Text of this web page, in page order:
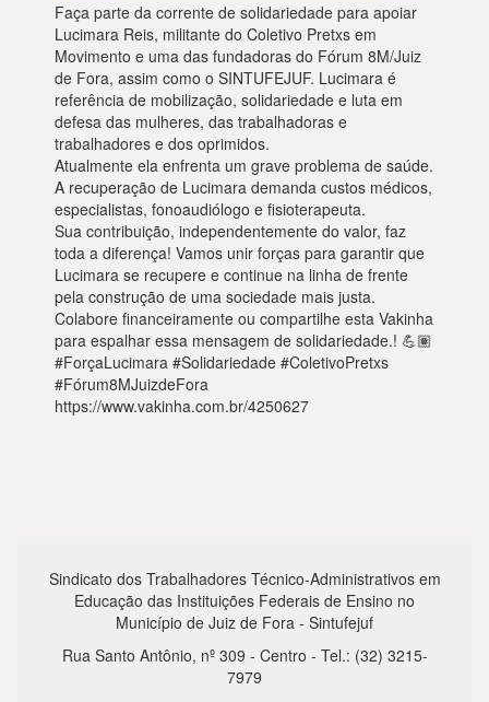
Faça parte da corrente de solidariedade para apoiar
Lucimara Reis, militante do Coletivo Pretxs em
Movimento e uma das fundadoras do Fórum 8M/Juiz
de Fora, assim como o SINTUFEJUF. Lucimara é
referência de mobilização, solidariedade e luta em
defesa das mulheres, das trabalhadoras e
trabalhadores e dos oprimidos.
Atualmente ela enfrenta um grave problema de saúde.
A recuperação de Lucimara demanda custos médicos,
especialistas, fonoaudiólogo e fisioterapeuta.
Sua contribuição, independentemente do valor, faz
toda a diferença! Vamos unir forças para garantir que
Lucimara se recupere e continue na linha de frente
pela construção de uma sociedade mais justa.
Colabore financeiramente ou compartilhe esta Vakinha
para espalhar essa mensagem de solidariedade.! 💪🏽
#ForçaLucimara #Solidariedade #ColetivoPretxs
#Fórum8MJuizdeFora
https://www.vakinha.com.br/4250627
Sindicato dos Trabalhadores Técnico-Administrativos em
Educação das Instituições Federais de Ensino no
Município de Juiz de Fora - Sintufejuf
Rua Santo Antônio, nº 309 - Centro - Tel.: (32) 3215-
7979